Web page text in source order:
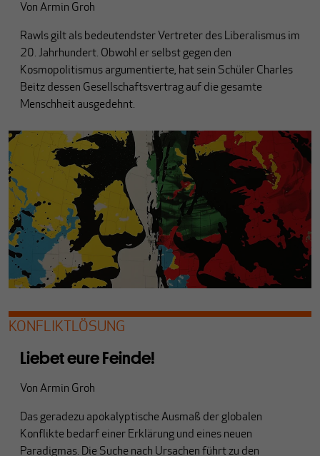
Von Armin Groh
Rawls gilt als bedeutendster Vertreter des Liberalismus im
20. Jahrhundert. Obwohl er selbst gegen den
Kosmopolitismus argumentierte, hat sein Schüler Charles
Beitz dessen Gesellschaftsvertrag auf die gesamte
Menschheit ausgedehnt.
KONFLIKTLÖSUNG
Liebet eure Feinde!
Von Armin Groh
Das geradezu apokalyptische Ausmaß der globalen
Konflikte bedarf einer Erklärung und eines neuen
Paradigmas. Die Suche nach Ursachen führt zu den